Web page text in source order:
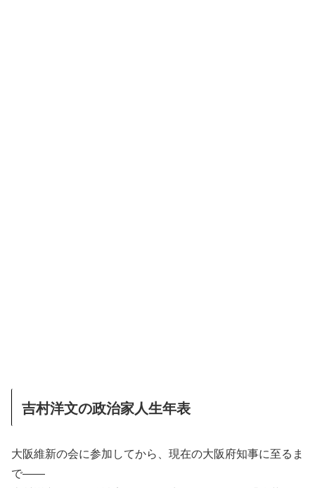
吉村洋文の政治家人生年表
大阪維新の会に参加してから、現在の大阪府知事に至るま
で――